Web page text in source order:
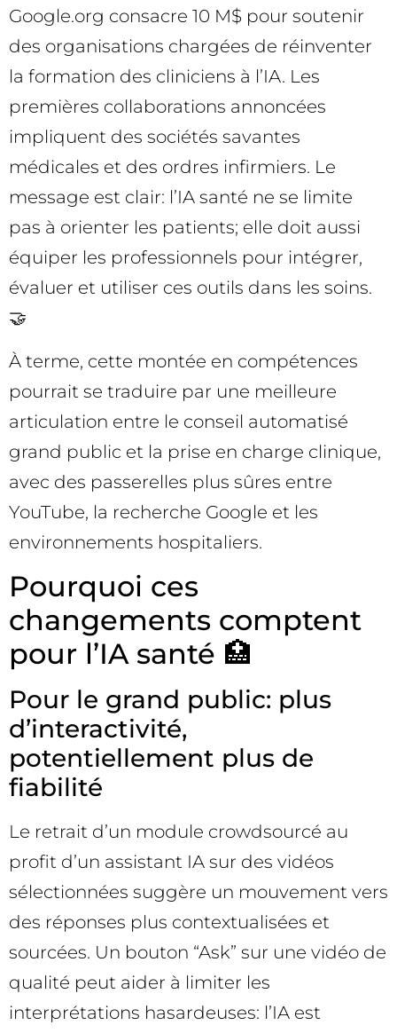
Google.org consacre 10 M$ pour soutenir
des organisations chargées de réinventer
la formation des cliniciens à l’IA. Les
premières collaborations annoncées
impliquent des sociétés savantes
médicales et des ordres infirmiers. Le
message est clair: l’IA santé ne se limite
pas à orienter les patients; elle doit aussi
équiper les professionnels pour intégrer,
évaluer et utiliser ces outils dans les soins.
🤝
À terme, cette montée en compétences
pourrait se traduire par une meilleure
articulation entre le conseil automatisé
grand public et la prise en charge clinique,
avec des passerelles plus sûres entre
YouTube, la recherche Google et les
environnements hospitaliers.
Pourquoi ces
changements comptent
pour l’IA santé 🏥
Pour le grand public: plus
d’interactivité,
potentiellement plus de
fiabilité
Le retrait d’un module crowdsourcé au
profit d’un assistant IA sur des vidéos
sélectionnées suggère un mouvement vers
des réponses plus contextualisées et
sourcées. Un bouton “Ask” sur une vidéo de
qualité peut aider à limiter les
interprétations hasardeuses: l’IA est